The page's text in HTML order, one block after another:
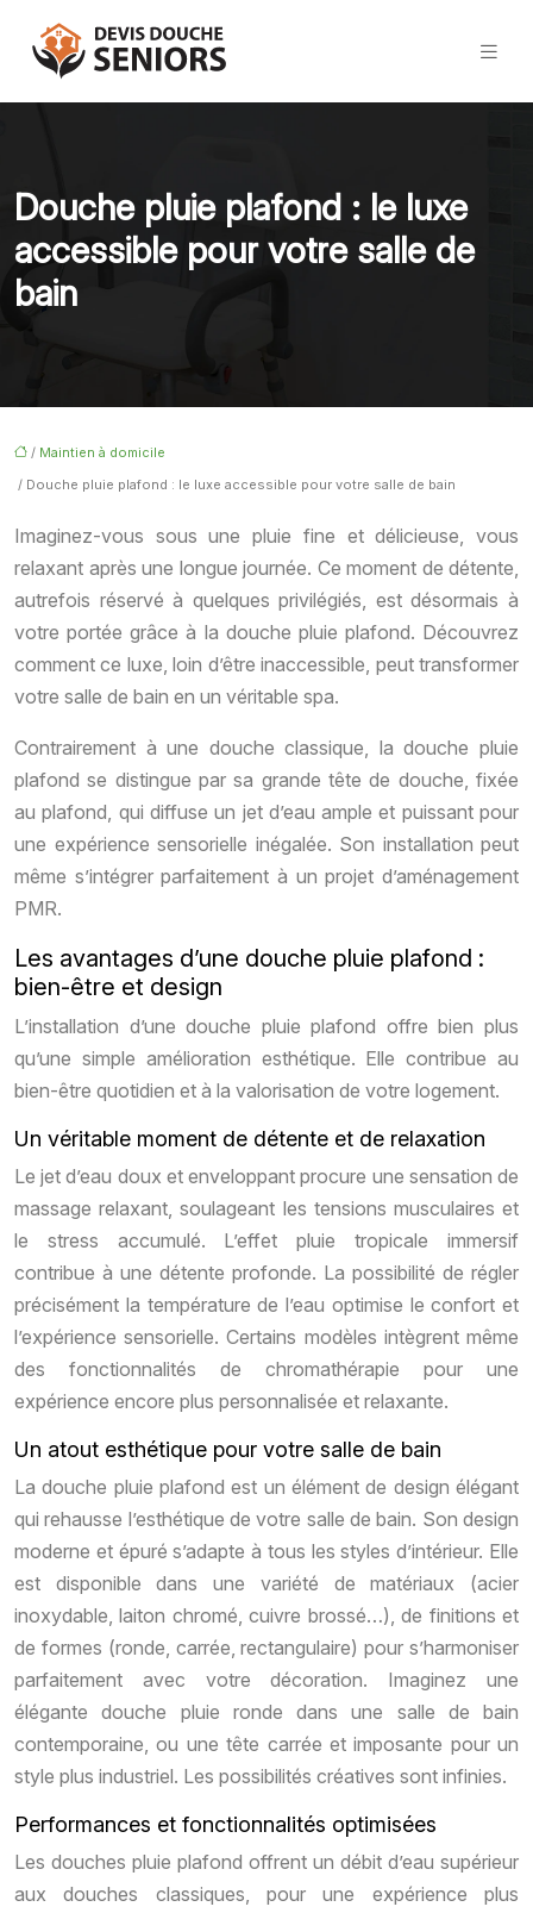
Douche pluie plafond : le luxe
accessible pour votre salle de
bain
/ Maintien à domicile
/ Douche pluie plafond : le luxe accessible pour votre salle de bain
Imaginez-vous sous une pluie fine et délicieuse, vous
relaxant après une longue journée. Ce moment de détente,
autrefois réservé à quelques privilégiés, est désormais à
votre portée grâce à la douche pluie plafond. Découvrez
comment ce luxe, loin d’être inaccessible, peut transformer
votre salle de bain en un véritable spa.
Contrairement à une douche classique, la douche pluie
plafond se distingue par sa grande tête de douche, fixée
au plafond, qui diffuse un jet d’eau ample et puissant pour
une expérience sensorielle inégalée. Son installation peut
même s’intégrer parfaitement à un projet d’aménagement
PMR.
Les avantages d’une douche pluie plafond :
bien-être et design
L’installation d’une douche pluie plafond offre bien plus
qu’une simple amélioration esthétique. Elle contribue au
bien-être quotidien et à la valorisation de votre logement.
Un véritable moment de détente et de relaxation
Le jet d’eau doux et enveloppant procure une sensation de
massage relaxant, soulageant les tensions musculaires et
le stress accumulé. L’effet pluie tropicale immersif
contribue à une détente profonde. La possibilité de régler
précisément la température de l’eau optimise le confort et
l’expérience sensorielle. Certains modèles intègrent même
des fonctionnalités de chromathérapie pour une
expérience encore plus personnalisée et relaxante.
Un atout esthétique pour votre salle de bain
La douche pluie plafond est un élément de design élégant
qui rehausse l’esthétique de votre salle de bain. Son design
moderne et épuré s’adapte à tous les styles d’intérieur. Elle
est disponible dans une variété de matériaux (acier
inoxydable, laiton chromé, cuivre brossé…), de finitions et
de formes (ronde, carrée, rectangulaire) pour s’harmoniser
parfaitement avec votre décoration. Imaginez une
élégante douche pluie ronde dans une salle de bain
contemporaine, ou une tête carrée et imposante pour un
style plus industriel. Les possibilités créatives sont infinies.
Performances et fonctionnalités optimisées
Les douches pluie plafond offrent un débit d’eau supérieur
aux douches classiques, pour une expérience plus